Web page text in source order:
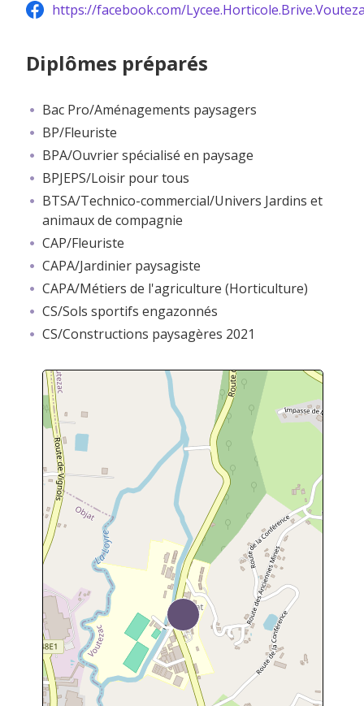
https://facebook.com/
Diplômes préparés
Bac Pro/Aménagements paysagers
BP/Fleuriste
BPA/Ouvrier spécialisé en paysage
BPJEPS/Loisir pour tous
BTSA/Technico-commercial/Univers Jardins et
animaux de compagnie
CAP/Fleuriste
CAPA/Jardinier paysagiste
CAPA/Métiers de l'agriculture (Horticulture)
CS/Sols sportifs engazonnés
CS/Constructions paysagères 2021